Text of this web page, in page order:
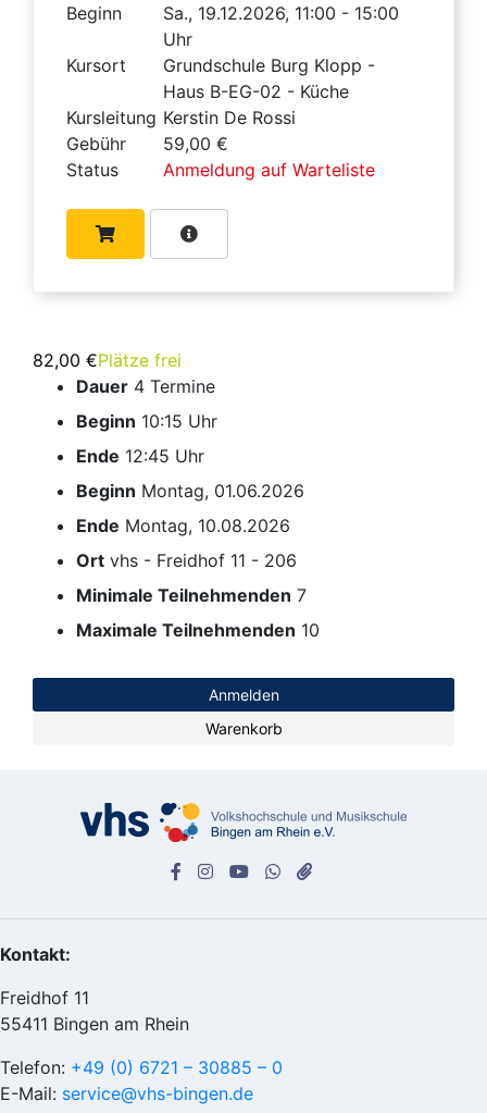
Beginn
Sa., 19.12.2026, 11:00 - 15:00
Uhr
Kursort
Grundschule Burg Klopp -
Haus B-EG-02 - Küche
Kursleitung Kerstin De Rossi
Gebühr
59,00 €
Status
Anmeldung auf Warteliste
82,00 €Plätze frei
Dauer 4 Termine
Beginn 10:15 Uhr
Ende 12:45 Uhr
Beginn Montag, 01.06.2026
Ende Montag, 10.08.2026
Ort vhs - Freidhof 11 - 206
Minimale Teilnehmenden 7
Maximale Teilnehmenden 10
Anmelden
Warenkorb
Kontakt:
Freidhof 11
55411 Bingen am Rhein
Telefon: +49 (0) 6721 – 30885 – 0
E-Mail: service@vhs-bingen.de